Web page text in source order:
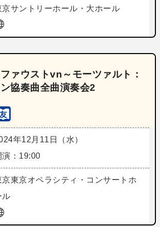
京サントリーホール・大ホール
ァウストvn～モーツァルト：
協奏曲全曲演奏会2
年12月11日（水）
演：19:00
京東京オペラシティ・コンサートホ
ル